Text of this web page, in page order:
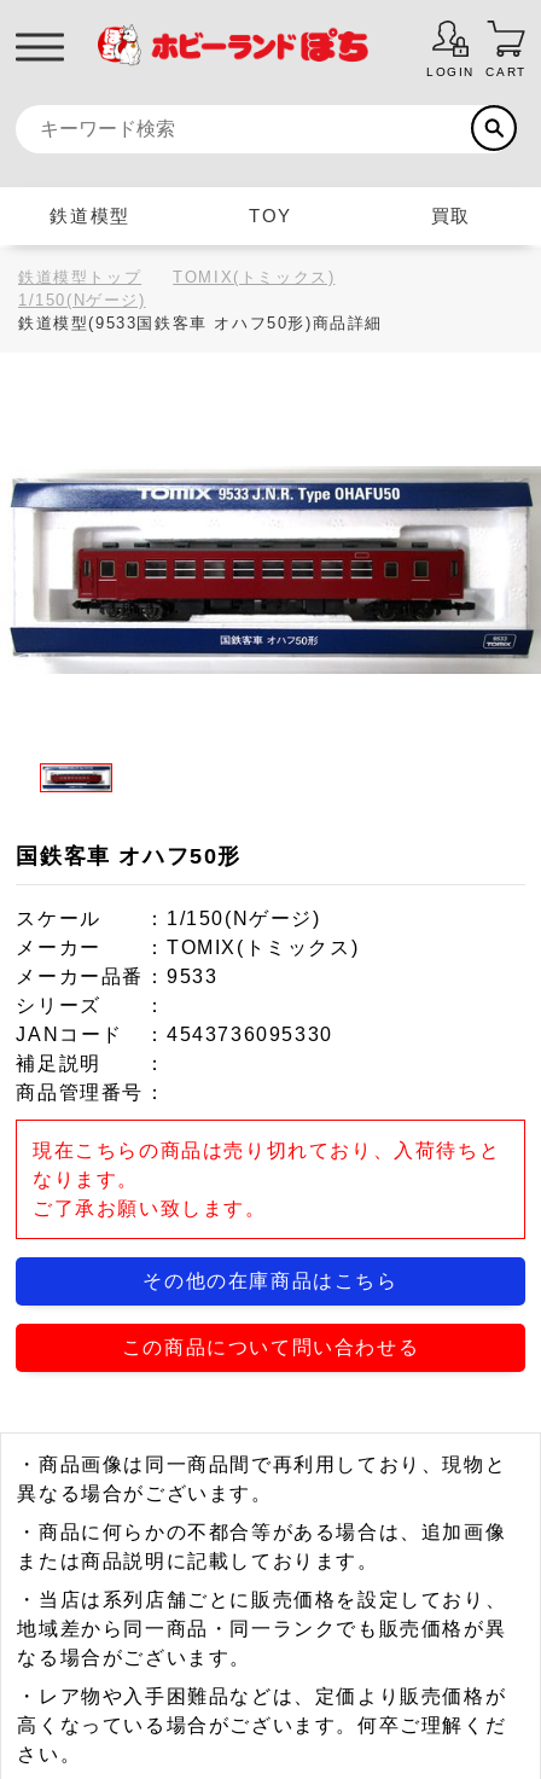
LOGIN CART
鉄道模型 TOY 買取
鉄道模型トップ
TOMIX(トミックス)
1/150(Nゲージ)
鉄道模型(9533国鉄客車 オハフ50形)商品詳細
国鉄客車 オハフ50形
スケール
：1/150(Nゲージ)
メーカー
：TOMIX(トミックス)
メーカー品番
：9533
シリーズ
：
JANコード
：4543736095330
補足説明
：
商品管理番号 ：
現在こちらの商品は売り切れており、入荷待ちと
なります。
ご了承お願い致します。
その他の在庫商品はこちら
この商品について問い合わせる
・商品画像は同一商品間で再利用しており、現物と
異なる場合がございます。
・商品に何らかの不都合等がある場合は、追加画像
または商品説明に記載しております。
・当店は系列店舗ごとに販売価格を設定しており、
地域差から同一商品・同一ランクでも販売価格が異
なる場合がございます。
・レア物や入手困難品などは、定価より販売価格が
高くなっている場合がございます。何卒ご理解くだ
さい。